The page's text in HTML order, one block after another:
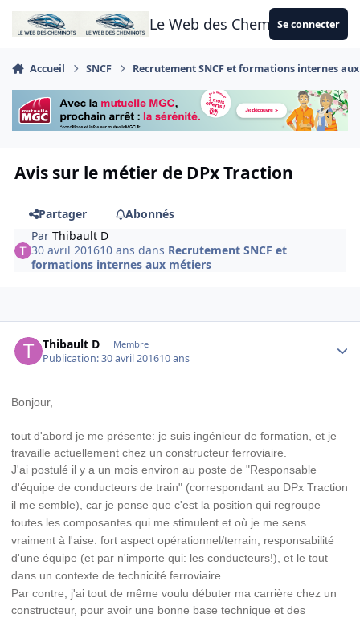
Aller au contenu
Le Web des CheminotsSe connecter
Accueil SNCF Recrutement SNCF et formations internes
Avis sur le métier de DPx Traction
Partager
Abonnés
ParThibault D
30 avril 201610 ans dans Recrutement SNCF et
formations internes aux métiers
Thibault D Membre
Publication:30 avril 201610 ans
Bonjour,
tout d'abord je me présente: je suis ingénieur de formation, et je
travaille actuellement chez un constructeur ferroviaire.
J'ai postulé il y a un mois environ au poste de "Responsable
d'équipe de conducteurs de train" (correspondant au DPx Traction
il me semble), car je pense que c'est la position qui regroupe
toutes les composantes qui me stimulent et où je me sens
vraiment à l'aise: fort aspect opérationnel/terrain, responsabilité
d'une équipe (et par n'importe qui: les conducteurs!), et le tout
dans un contexte de technicité ferroviaire.
Par contre, j'ai tout de même voulu débuter ma carrière chez un
constructeur, pour avoir une bonne base technique et des